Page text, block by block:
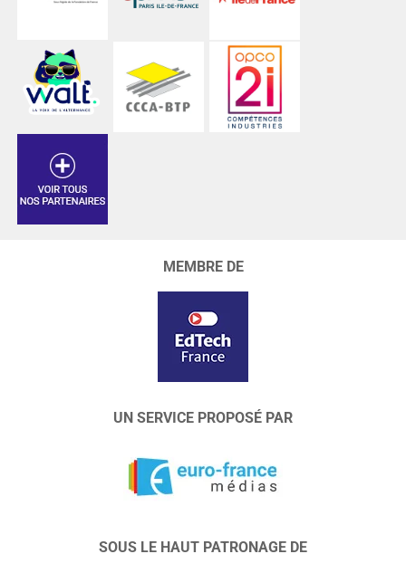
MEMBRE DE
UN SERVICE PROPOSÉ PAR
SOUS LE HAUT PATRONAGE DE